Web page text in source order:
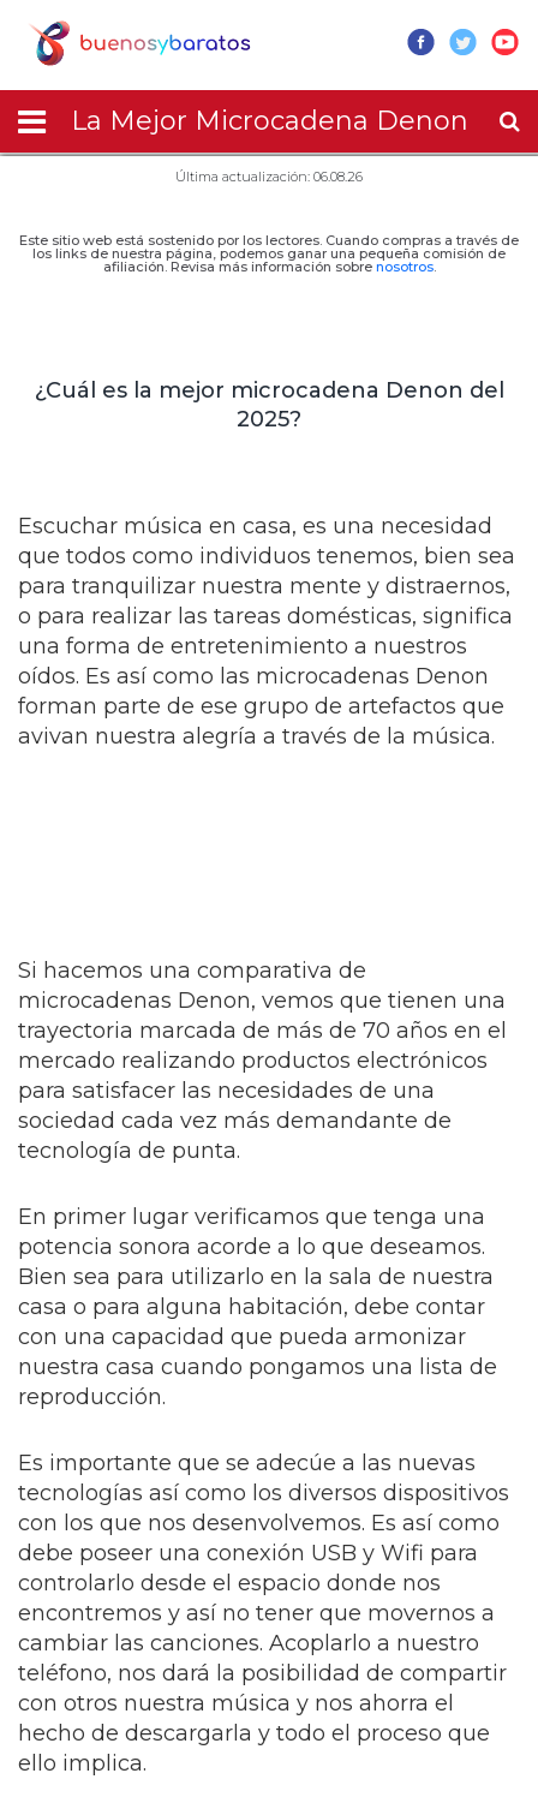
La Mejor Microcadena Denon
Última actualización: 06.08.26
Este sitio web está sostenido por los lectores. Cuando compras a través de
los links de nuestra página, podemos ganar una pequeña comisión de
afiliación. Revisa más información sobre nosotros.
¿Cuál es la mejor microcadena Denon del
2025?
Escuchar música en casa, es una necesidad
que todos como individuos tenemos, bien sea
para tranquilizar nuestra mente y distraernos,
o para realizar las tareas domésticas, significa
una forma de entretenimiento a nuestros
oídos. Es así como las microcadenas Denon
forman parte de ese grupo de artefactos que
avivan nuestra alegría a través de la música.
Si hacemos una comparativa de
microcadenas Denon, vemos que tienen una
trayectoria marcada de más de 70 años en el
mercado realizando productos electrónicos
para satisfacer las necesidades de una
sociedad cada vez más demandante de
tecnología de punta.
En primer lugar verificamos que tenga una
potencia sonora acorde a lo que deseamos.
Bien sea para utilizarlo en la sala de nuestra
casa o para alguna habitación, debe contar
con una capacidad que pueda armonizar
nuestra casa cuando pongamos una lista de
reproducción.
Es importante que se adecúe a las nuevas
tecnologías así como los diversos dispositivos
con los que nos desenvolvemos. Es así como
debe poseer una conexión USB y Wifi para
controlarlo desde el espacio donde nos
encontremos y así no tener que movernos a
cambiar las canciones. Acoplarlo a nuestro
teléfono, nos dará la posibilidad de compartir
con otros nuestra música y nos ahorra el
hecho de descargarla y todo el proceso que
ello implica.